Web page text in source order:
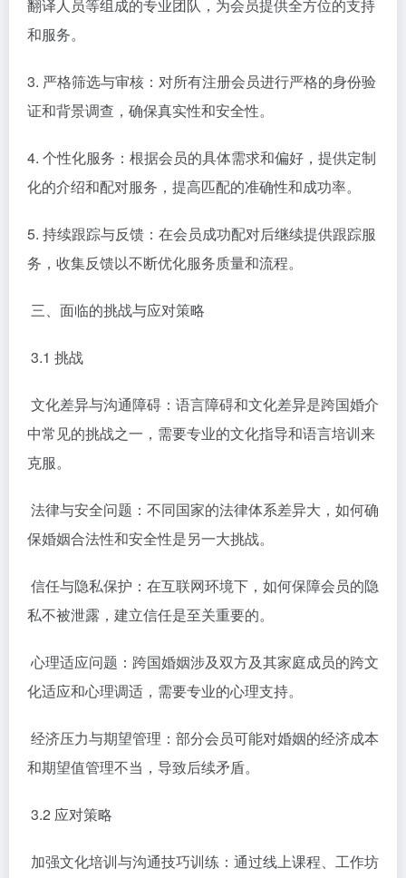
翻译人员等组成的专业团队，为会员提供全方位的支持
和服务。
3. 严格筛选与审核：对所有注册会员进行严格的身份验
证和背景调查，确保真实性和安全性。
4. 个性化服务：根据会员的具体需求和偏好，提供定制
化的介绍和配对服务，提高匹配的准确性和成功率。
5. 持续跟踪与反馈：在会员成功配对后继续提供跟踪服
务，收集反馈以不断优化服务质量和流程。
三、面临的挑战与应对策略
3.1 挑战
文化差异与沟通障碍：语言障碍和文化差异是跨国婚介
中常见的挑战之一，需要专业的文化指导和语言培训来
克服。
法律与安全问题：不同国家的法律体系差异大，如何确
保婚姻合法性和安全性是另一大挑战。
信任与隐私保护：在互联网环境下，如何保障会员的隐
私不被泄露，建立信任是至关重要的。
心理适应问题：跨国婚姻涉及双方及其家庭成员的跨文
化适应和心理调适，需要专业的心理支持。
经济压力与期望管理：部分会员可能对婚姻的经济成本
和期望值管理不当，导致后续矛盾。
3.2 应对策略
加强文化培训与沟通技巧训练：通过线上课程、工作坊